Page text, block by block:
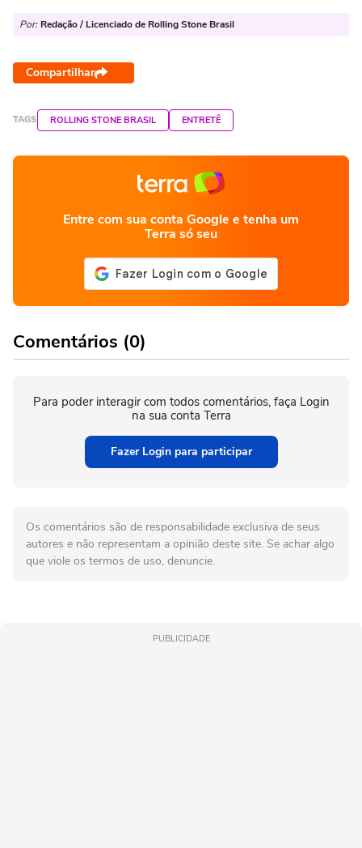
Por: Redação / Licenciado de Rolling Stone Brasil
Compartilhar
TAGS ROLLING STONE BRASIL ENTRETÊ
Entre com sua conta Google e tenha um
Terra só seu
Comentários (0)
Para poder interagir com todos comentários, faça Login
na sua conta Terra
Fazer Login para participar
Os comentários são de responsabilidade exclusiva de seus
autores e não representam a opinião deste site. Se achar algo
que viole os termos de uso, denuncie.
PUBLICIDADE